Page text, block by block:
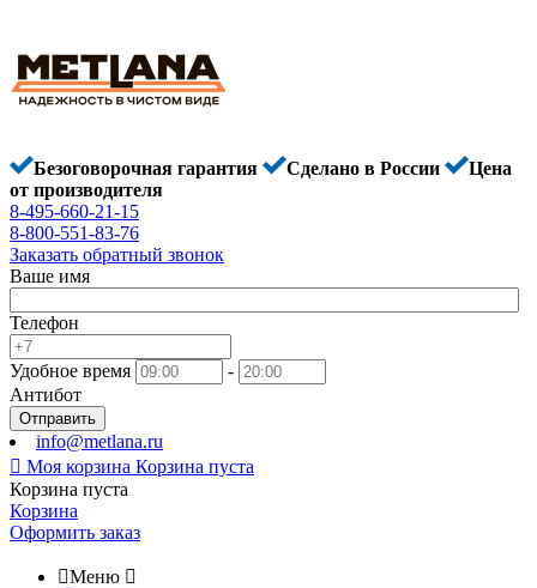
Безоговорочная гарантия Сделано в России
Цена
от производителя
8-495-660-21-15
8-800-551-83-76
Заказать обратный звонок
Ваше имя
Телефон
Удобное время
-
Антибот
Отправить
info@metlana.ru
 Моя корзина Корзина пуста
Корзина пуста
Корзина
Оформить заказ
Меню 